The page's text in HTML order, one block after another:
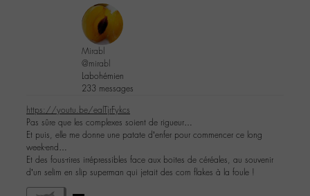
Mirabl
@mirabl
Labohémien
233 messages
https://youtu.be/ealTjrFykcs
Pas sûre que les complexes soient de rigueur…
Et puis, elle me donne une patate d’enfer pour commencer ce long
week-end…
Et des fous-rires irrépressibles face aux boites de céréales, au souvenir
d’un selim en slip superman qui jetait des corn flakes à la foule !